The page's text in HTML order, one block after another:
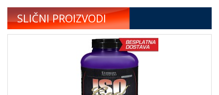
SLIČNI PROIZVODI